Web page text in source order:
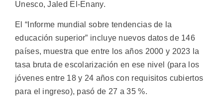
Unesco, Jaled El-Enany.
El “Informe mundial sobre tendencias de la
educación superior” incluye nuevos datos de 146
países, muestra que entre los años 2000 y 2023 la
tasa bruta de escolarización en ese nivel (para los
jóvenes entre 18 y 24 años con requisitos cubiertos
para el ingreso), pasó de 27 a 35 %.